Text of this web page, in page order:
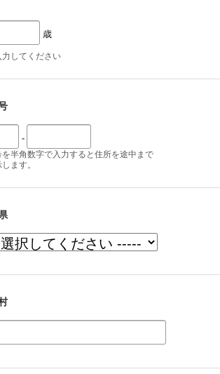
歳
力してください
-
を半角数字で入力すると住所を途中まで
ます。